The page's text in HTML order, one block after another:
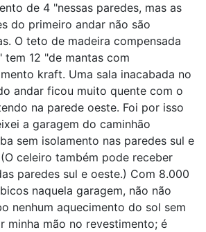
de 4 "nessas paredes, mas as
do primeiro andar não são
O teto de madeira compensada
tem 12 "de mantas com
kraft. Uma sala inacabada no
andar ficou muito quente com o
na parede oeste. Foi por isso
a garagem do caminhão
sem isolamento nas paredes sul e
celeiro também pode receber
paredes sul e oeste.) Com 8.000
naquela garagem, não não
nenhum aquecimento do sol sem
minha mão no revestimento; é